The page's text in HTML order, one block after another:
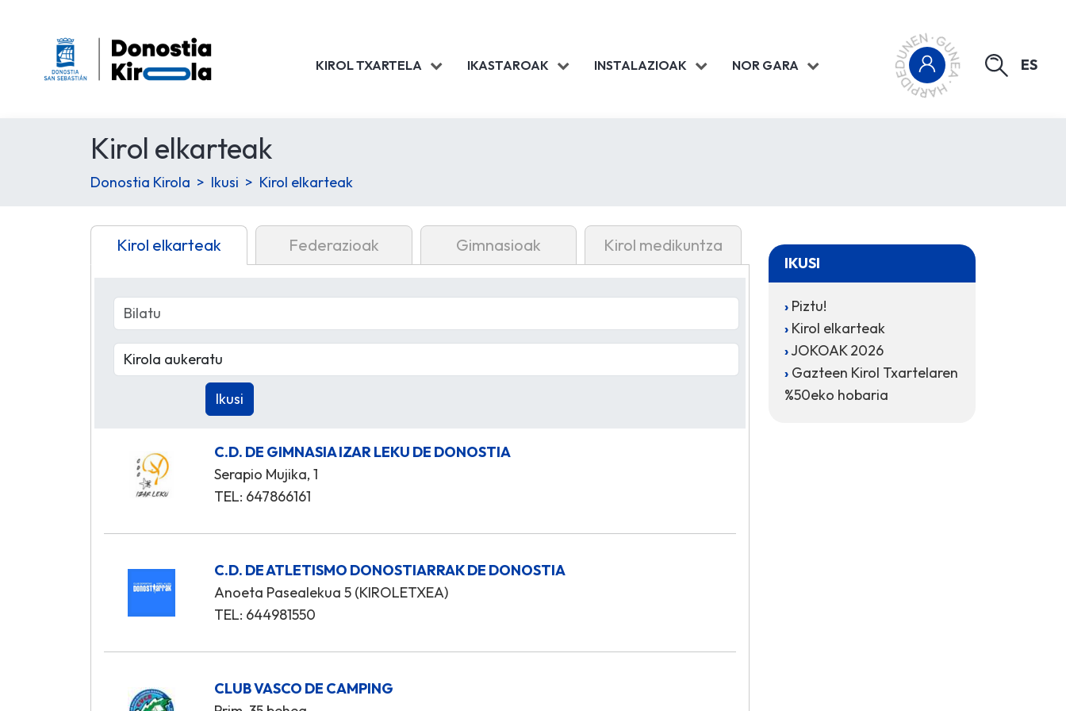
KIROL TXARTELA IKASTAROAK INSTALAZIOAK NOR GARA ES
Kirol elkarteak
Donostia Kirola Ikusi Kirol elkarteak
Kirol elkarteak Federazioak Gimnasioak Kirol medikuntza
C.D. DE GIMNASIA IZAR LEKU DE DONOSTIA
Serapio Mujika, 1
TEL: 647866161
C.D. DE ATLETISMO DONOSTIARRAK DE DONOSTIA
Anoeta Pasealekua 5 (KIROLETXEA)
TEL: 644981550
CLUB VASCO DE CAMPING
IKUSI
Piztu!
Kirol elkarteak
JOKOAK 2026
Gazteen Kirol Txartelaren
%50eko hobaria